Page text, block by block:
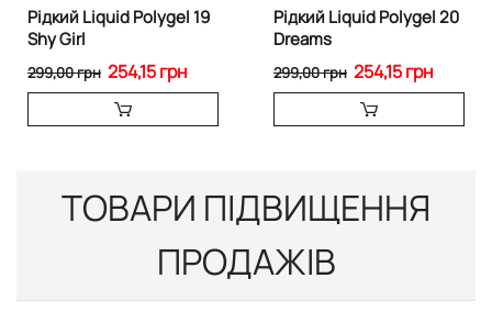
Рідкий Liquid Polygel 19
Shy Girl
254,15 грн
299,00 грн
Рідкий Liquid Polygel 20
Dreams
254,15 грн
299,00 грн
ТОВАРИ ПІДВИЩЕННЯ
ПРОДАЖІВ